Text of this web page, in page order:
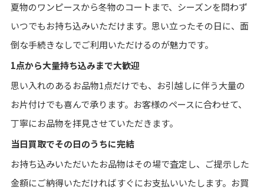
夏物のワンピースから冬物のコートまで、シーズンを問わず
いつでもお持ち込みいただけます。思い立ったその日に、面
倒な手続きなしでご利用いただけるのが魅力です。
1点から大量持ち込みまで大歓迎
思い入れのあるお品物1点だけでも、お引越しに伴う大量の
お片付けでも喜んで承ります。お客様のペースに合わせて、
丁寧にお品物を拝見させていただきます。
当日買取でその日のうちに完結
お持ち込みいただいたお品物はその場で査定し、ご提示した
金額にご納得いただければすぐにお支払いいたします。お買